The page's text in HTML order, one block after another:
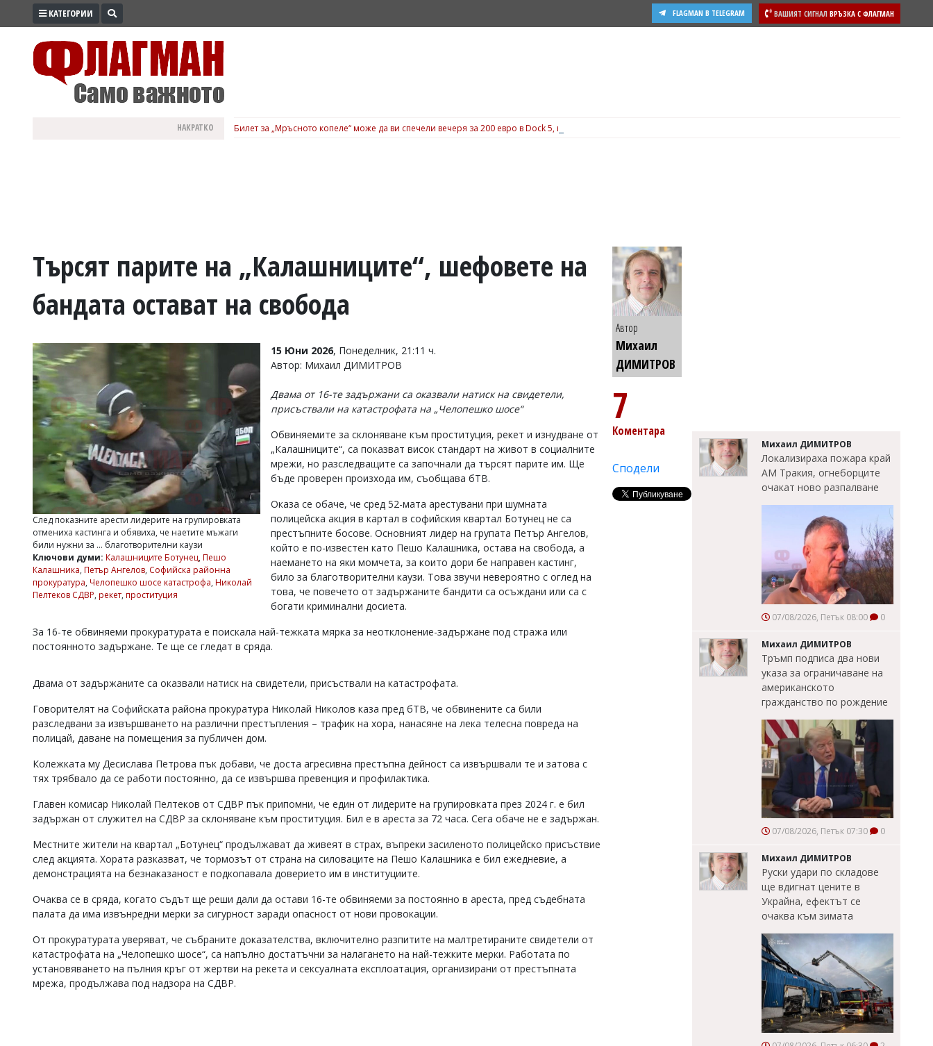
ПРОМО
ВОЙНАТА
УКРАЙНА
РАЗСЛЕДВАНЕ
БИЗНЕС
Управители:
Василев,
v.vasilev@flagman.bg
Касабова,
k.kassabova@flagman.bg
Главен
редактор:
Колев,
Коментарите
въвеждат
читателите
редакцията
отговорност
откриете
коментар,
сигнализирайте
КАТЕГОРИИ ВАШИЯТ СИГНАЛ ВРЪЗКА С ФЛАГМАН
FLAGMAN В TELEGRAM
НАКРАТКО Билет за „Мръсното копеле“ може да ви спечели вечеря за 200 евро в Dock 5, вижте подробности
Търсят парите на „Калашниците“, шефовете на
бандата остават на свобода
След показните арести лидерите на групировката
отмениха кастинга и обявиха, че наетите мъжаги
били нужни за ... благотворителни каузи
Ключови думи: Калашниците Ботунец, Пешо
Калашника, Петър Ангелов, Софийска районна
прокуратура, Челопешко шосе катастрофа, Николай
Пелтеков СДВР, рекет, проституция
15 Юни 2026, Понеделник, 21:11 ч.
Автор: Михаил ДИМИТРОВ
Двама от 16-те задържани са оказвали натиск на свидетели,
присъствали на катастрофата на „Челопешко шосе“
Обвиняемите за склоняване към проституция, рекет и изнудване от
„Калашниците“, са показват висок стандарт на живот в социалните
мрежи, но разследващите са започнали да търсят парите им. Ще
бъде проверен произхода им, съобщава бТВ.
Оказа се обаче, че сред 52-мата арестувани при шумната
полицейска акция в картал в софийския квартал Ботунец не са
престъпните босове. Основният лидер на групата Петър Ангелов,
който е по-известен като Пешо Калашника, остава на свобода, а
наемането на яки момчета, за които дори бе направен кастинг,
било за благотворителни каузи. Това звучи невероятно с оглед на
това, че повечето от задържаните бандити са осъждани или са с
богати криминални досиета.
За 16-те обвиняеми прокуратурата е поискала най-тежката мярка за неотклонение-задържане под стража или
постоянното задържане. Те ще се гледат в сряда.
Двама от задържаните са оказвали натиск на свидетели, присъствали на катастрофата.
Говорителят на Софийската района прокуратура Николай Николов каза пред бТВ, че обвинените са били
разследвани за извършването на различни престъпления – трафик на хора, нанасяне на лека телесна повреда на
полицай, даване на помещения за публичен дом.
Колежката му Десислава Петрова пък добави, че доста агресивна престъпна дейност са извършвали те и затова с
тях трябвало да се работи постоянно, да се извършва превенция и профилактика.
Главен комисар Николай Пелтеков от СДВР пък припомни, че един от лидерите на групировката през 2024 г. е бил
задържан от служител на СДВР за склоняване към проституция. Бил е в ареста за 72 часа. Сега обаче не е задържан.
Местните жители на квартал „Ботунец“ продължават да живеят в страх, въпреки засиленото полицейско присъствие
след акцията. Хората разказват, че тормозът от страна на силоваците на Пешо Калашника е бил ежедневие, а
демонстрацията на безнаказаност е подкопавала доверието им в институциите.
Очаква се в сряда, когато съдът ще реши дали да остави 16-те обвиняеми за постоянно в ареста, пред съдебната
палата да има извънредни мерки за сигурност заради опасност от нови провокации.
От прокуратурата уверяват, че събраните доказателства, включително разпитите на малтретираните свидетели от
катастрофата на „Челопешко шосе“, са напълно достатъчни за налагането на най-тежките мерки. Работата по
установяването на пълния кръг от жертви на рекета и сексуалната експлоатация, организирани от престъпната
мрежа, продължава под надзора на СДВР.
Автор
Михаил
ДИМИТРОВ
7
Коментара
Сподели
Михаил ДИМИТРОВ
Локализираха пожара край
АМ Тракия, огнеборците
очакат ново разпалване
07/08/2026, Петък 08:00 0
Михаил ДИМИТРОВ
Тръмп подписа два нови
указа за ограничаване на
американското
гражданство по рождение
07/08/2026, Петък 07:30 0
Михаил ДИМИТРОВ
Руски удари по складове
ще вдигнат цените в
Украйна, ефектът се
очаква към зимата